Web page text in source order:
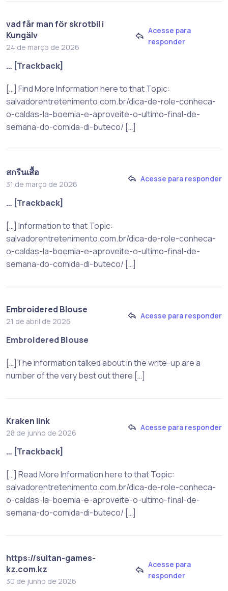
vad får man för skrotbil i
Kungälv
24 de março de 2026
Acesse para
responder
… [Trackback]
[…] Find More Information here to that Topic:
salvadorentretenimento.com.br/dica-de-role-conheca-
o-caldas-la-boemia-e-aproveite-o-ultimo-final-de-
semana-do-comida-di-buteco/ […]
สกรีนเสื้อ
31 de março de 2026
Acesse para responder
… [Trackback]
[…] Information to that Topic:
salvadorentretenimento.com.br/dica-de-role-conheca-
o-caldas-la-boemia-e-aproveite-o-ultimo-final-de-
semana-do-comida-di-buteco/ […]
Embroidered Blouse
21 de abril de 2026
Acesse para responder
Embroidered Blouse
[…]The information talked about in the write-up are a
number of the very best out there […]
Kraken link
28 de junho de 2026
Acesse para responder
… [Trackback]
[…] Read More Information here to that Topic:
salvadorentretenimento.com.br/dica-de-role-conheca-
o-caldas-la-boemia-e-aproveite-o-ultimo-final-de-
semana-do-comida-di-buteco/ […]
https://sultan-games-
kz.com.kz
30 de junho de 2026
Acesse para
responder